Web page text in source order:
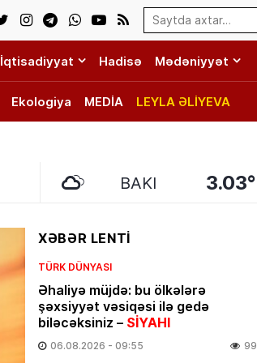
Search…
İqtisadiyyat Hadisə Mədəniyyət
Ekologiya MEDİA LEYLA ƏLİYEVA
BAKI 3.03°
XƏBƏR LENTİ
TÜRK DÜNYASI
Əhaliyə müjdə: bu ölkələrə
şəxsiyyət vəsiqəsi ilə gedə
biləcəksiniz – SİYAHI
06.08.2026 - 09:55 99